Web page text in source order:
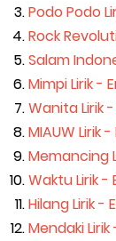
Podo Podo
Rock
Salam
Mimpi Lirik -
Wanita Lirik
MIAUW Lirik
Memancing
Waktu Lirik -
Hilang Lirik -
Mendaki